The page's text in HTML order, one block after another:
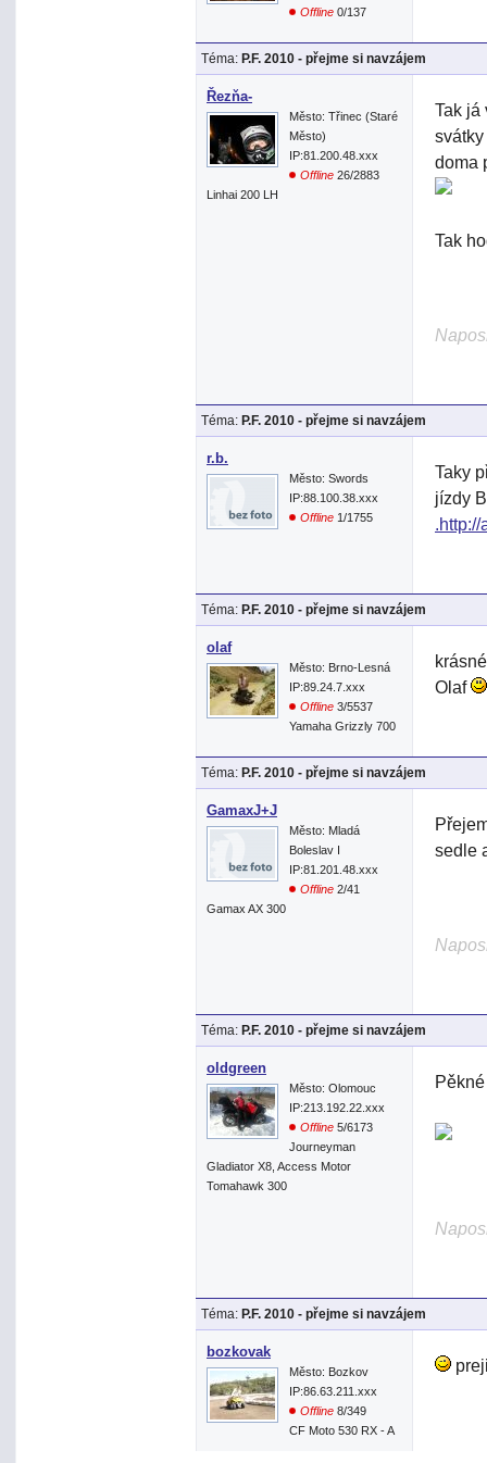
Offline 0/137
Téma: P.F. 2010 - přejme si navzájem
Řezňa-
Město: Třinec (Staré
Město)
IP:81.200.48.xxx
Offline 26/2883
Linhai 200 LH
Tak já
doma
Tak
Téma: P.F. 2010 - přejme si navzájem
r.b.
Město: Swords
IP:88.100.38.xxx
Offline 1/1755
Taky
jízdy
Téma: P.F. 2010 - přejme si navzájem
olaf
Město: Brno-Lesná
IP:89.24.7.xxx
Offline 3/5537
Yamaha Grizzly 700
Olaf
Téma: P.F. 2010 - přejme si navzájem
GamaxJ+J
Město: Mladá
Boleslav I
IP:81.201.48.xxx
Offline 2/41
Gamax AX 300
sedle
Téma: P.F. 2010 - přejme si navzájem
oldgreen
Město: Olomouc
IP:213.192.22.xxx
Offline 5/6173
Journeyman
Gladiator X8, Access Motor
Tomahawk 300
Téma: P.F. 2010 - přejme si navzájem
bozkovak
Město: Bozkov
IP:86.63.211.xxx
Offline 8/349
CF Moto 530 RX - A